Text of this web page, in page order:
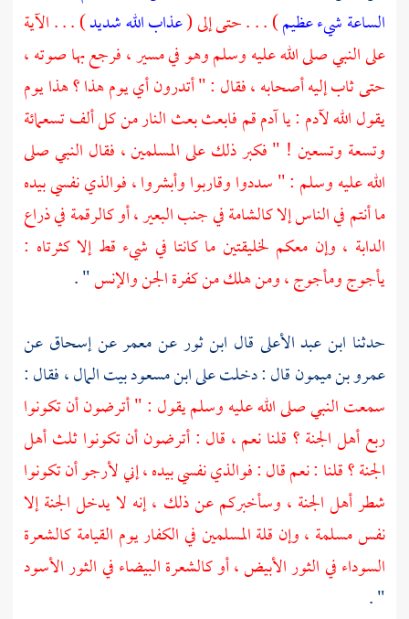
الساعة شيء عظيم) . . . حتى إلى (عذاب الله شديد) . . . الآية
على النبي صلى الله عليه وسلم وهو في مسير ، فرجع بها صوته ،
حتى ثاب إليه أصحابه ، فقال : " أتدرون أي يوم هذا ؟ هذا يوم
يقول اللهلآدم : ياآدمقم فابعث بعث النار من كل ألف تسعمائة
وتسعة وتسعين ! " فكبر ذلك على المسلمين ، فقال النبي صلى
الله عليه وسلم : " سددوا وقاربوا وأبشروا ، فوالذي نفسي بيده
ما أنتم في الناس إلا كالشامة في جنب البعير ، أو كالرقمة في ذراع
الدابة ، وإن معكم لخليقتين ما كانتا في شيء قط إلا كثرتاه :
يأجوج ومأجوج ،ومن هلك من كفرة الجن والإنس" .
حدثنا ابن عبد الأعلى قال ابن ثورعنمعمرعنإسحاق عن
عمرو بن ميمونقال : دخلت علىابن مسعودبيت المال ، فقال :
سمعت النبي صلى الله عليه وسلم يقول : " أترضون أن تكونوا
ربع أهل الجنة ؟ قلنا نعم ، قال : أترضون أن تكونوا ثلث أهل
الجنة ؟ قلنا : نعم قال : فوالذي نفسي بيده ، إني لأرجو أن تكونوا
شطر أهل الجنة ، وسأخبركم عن ذلك ، إنه لا يدخل الجنة إلا
نفس مسلمة ، وإن قلة المسلمين في الكفار يوم القيامة كالشعرة
السوداء في الثور الأبيض ، أو كالشعرة البيضاء في الثور الأسود
" .